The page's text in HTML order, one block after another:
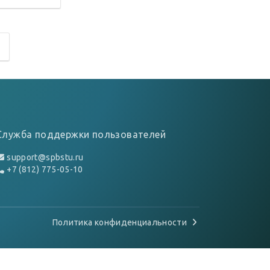
поддержки пользователей
support@spbstu.ru
+7 (812) 775-05-10
Политика конфиденциальности